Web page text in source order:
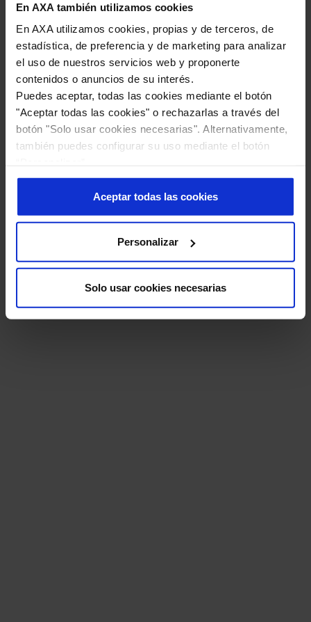
En AXA también utilizamos cookies
En AXA utilizamos cookies, propias y de terceros, de
estadística, de preferencia y de marketing para analizar
el uso de nuestros servicios web y proponerte
contenidos o anuncios de su interés.
Puedes aceptar, todas las cookies mediante el botón
"Aceptar todas las cookies" o rechazarlas a través del
botón "Solo usar cookies necesarias". Alternativamente,
también puedes configurar su uso mediante el botón
Más información en nuestraPolítica de Cookies.
Aceptar todas las cookies
Personalizar
Solo usar cookies necesarias
Conoce más sobre AXA
¿Lo hacemos juntos?